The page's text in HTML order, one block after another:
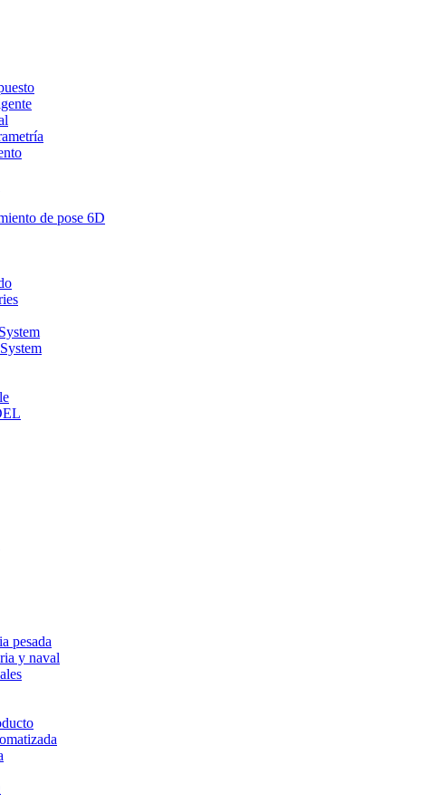
de pose 6D
pesada
y naval